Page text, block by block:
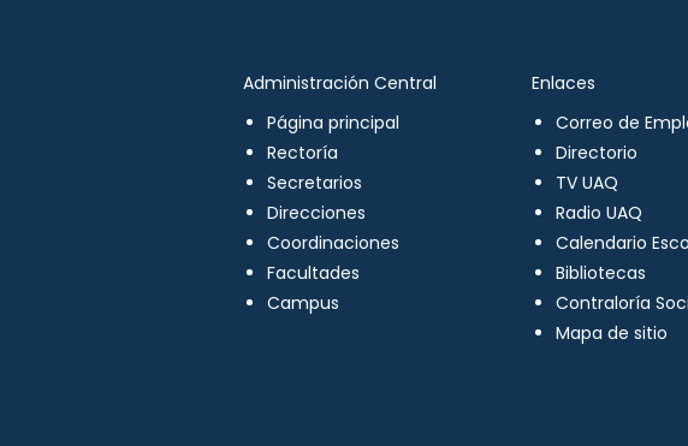
Administración Central
Página principal
Rectoría
Secretarios
Direcciones
Coordinaciones
Facultades
Campus
Enlaces
Correo de
Directorio
TV UAQ
Radio UAQ
Calendario
Bibliotecas
Contraloría
Mapa de sitio